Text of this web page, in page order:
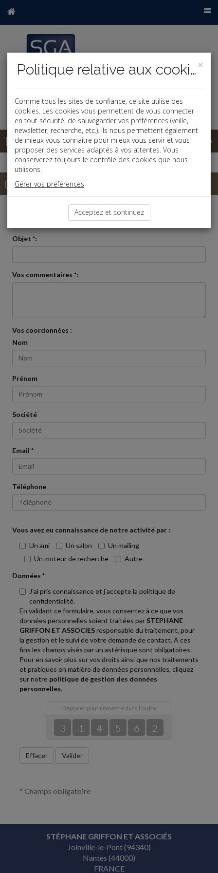
Base documentaire
Contact
Si vous souhaitez des renseignements sur nos prestations,
veuillez nous contacter via ce formulaire
Objet *:
Vos commentaires *:
Vos coordonnées :
Nom
Prénom
Société
Email *
Téléphone
Vous avez eu connaissance de notre activité par :
Un ami
Un salon
Un mailing
Un moteur de recherche
Autre
Données *
J'ai pris connaissance et j'accepte la politique de
confidentialité.
En validant ce formulaire, vous consentez à ce que vos
données personnelles soient traitées par STEPHANE
GRIFFON ET ASSOCIESresponsable du traitement, pour
la gestion et le suivi de votre demande de contact. À ces
fins les champs visés par un astérisque sont obligatoires.
Pour en savoir plus sur vos droits ainsi que nos traitements
et pratiques en matière de données personnelles, cliquez
sur notre politique de gestion des données
personnelles.
×
Politique relative aux cookies
Comme tous les sites de confiance, ce site utilise des
cookies. Les cookies vous permettent de vous connecter
en tout sécurité, de sauvegarder vos préférences (veille,
newsletter, recherche, etc.). Ils nous permettent également
de mieux vous connaitre pour mieux vous servir et vous
proposer des services adaptés à vos attentes. Vous
conserverez toujours le contrôle des cookies que nous
utilisons.
Gérer vos préférences
Acceptez et continuez
Déplacer pour remettre dans l'ordre
3 1 4 5 6 2
Effacer Valider
* Champs obligatoire
STÉPHANE GRIFFON ET ASSOCIÉS
Joinville-le-Pont (94340)
Nantes (44000)
FRANCE